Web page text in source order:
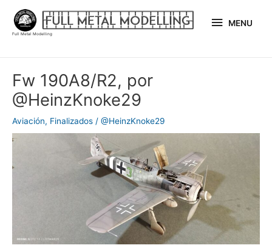
contenido
Full Metal Modelling
MENU
Fw 190A8/R2, por
@HeinzKnoke29
Aviación, Finalizados / @HeinzKnoke29
de
entradas